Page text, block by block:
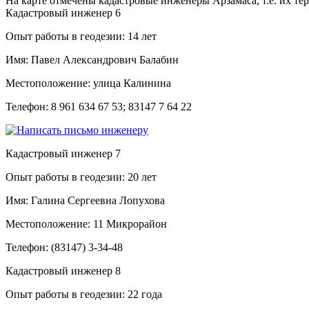
Кадастровый инженер 6
Опыт работы в геодезии: 14 лет
Имя: Павел Александрович Балабин
Местоположение: улица Калинина
Телефон: 8 961 634 67 53; 83147 7 64 22
Кадастровый инженер 7
Опыт работы в геодезии: 20 лет
Имя: Галина Сергеевна Лопухова
Местоположение: 11 Микрорайон
Телефон: (83147) 3-34-48
Кадастровый инженер 8
Опыт работы в геодезии: 22 года